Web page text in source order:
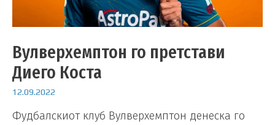
Вулверхемптон го претстави
Диего Коста
12.09.2022
Фудбалскиот клуб Вулверхемптон денеска го